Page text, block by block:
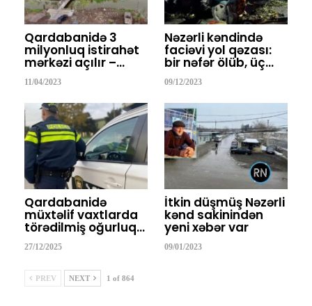
Qardabanidə 3
milyonluq istirahət
mərkəzi açılır –…
11/04/2023
Nəzərli kəndində
faciəvi yol qəzası:
bir nəfər ölüb, üç…
09/12/2023
Qardabanidə
müxtəlif vaxtlarda
törədilmiş oğurluq…
27/12/2025
İtkin düşmüş Nəzərli
kənd sakinindən
yeni xəbər var
09/01/2023
PREV NEXT 1 of 864